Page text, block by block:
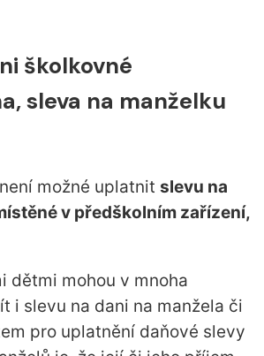
školkovné
sleva na manželku
možné uplatnit slevu na
v předškolním zařízení,
dětmi mohou v mnoha
i slevu na dani na manžela či
pro uplatnění daňové slevy